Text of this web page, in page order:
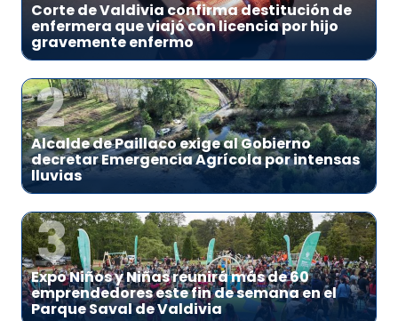
Corte de Valdivia confirma destitución de
enfermera que viajó con licencia por hijo
gravemente enfermo
2
Alcalde de Paillaco exige al Gobierno
decretar Emergencia Agrícola por intensas
lluvias
3
Expo Niños y Niñas reunirá más de 60
emprendedores este fin de semana en el
Parque Saval de Valdivia